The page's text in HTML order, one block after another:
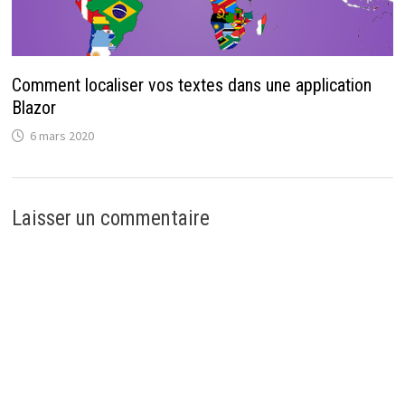
Comment localiser vos textes dans une application
Blazor
6 mars 2020
Laisser un commentaire